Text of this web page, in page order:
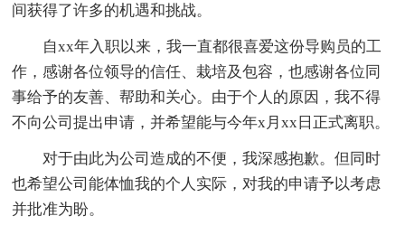
间获得了许多的机遇和挑战。
自xx年入职以来，我一直都很喜爱这份导购员的工
作，感谢各位领导的信任、栽培及包容，也感谢各位同
事给予的友善、帮助和关心。由于个人的原因，我不得
不向公司提出申请，并希望能与今年x月xx日正式离职。
对于由此为公司造成的不便，我深感抱歉。但同时
也希望公司能体恤我的个人实际，对我的申请予以考虑
并批准为盼。